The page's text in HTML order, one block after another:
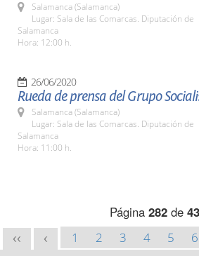
Salamanca (Salamanca)
Lugar: Sala de las Comarcas. Diputación de
Salamanca
Hora: 12:00 h.
26/06/2020
Rueda de prensa del Grupo
Salamanca (Salamanca)
Lugar: Sala de las Comarcas. Diputación de
Salamanca
Hora: 11:00 h.
Página 282de
<< < 1 2 3 4 5 6